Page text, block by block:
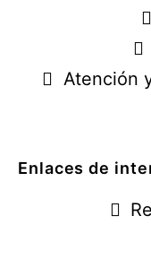
Atención
Enlaces de